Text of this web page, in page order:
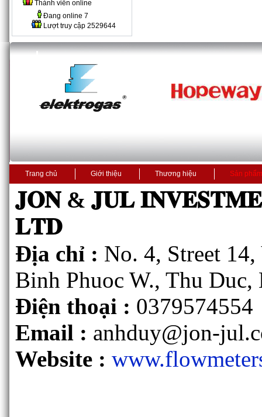
Thành viên online
Đang online 7
Lượt truy cập 2529644
Trang chủ Giới thiệu Thương hiệu Sản phẩm
𝐉𝐎𝐍 & 𝐉𝐔𝐋
𝐋𝐓𝐃
Địa chỉ : No. 4, Street
Binh Phuoc W., Thu
Điện thoại : 0379574554
Email : anhduy@jon-
Website :